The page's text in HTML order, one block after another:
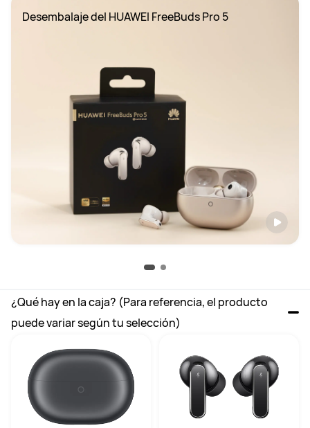
Desembalaje del HUAWEI FreeBuds Pro 5
¿Qué hay en la caja? (Para referencia, el producto
puede variar según tu selección)